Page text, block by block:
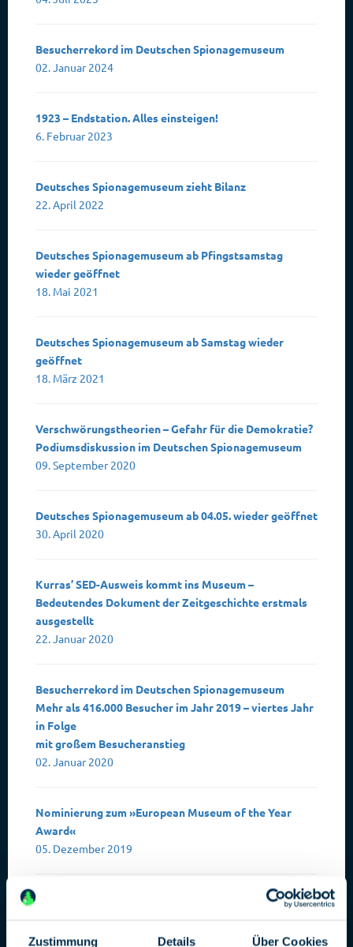
Zustimmung Details Über Cookies
Besucherrekord im Deutschen Spionagemuseum
02. Januar 2024
1923 – Endstation. Alles einsteigen!
6. Februar 2023
Deutsches Spionagemuseum zieht Bilanz
22. April 2022
Deutsches Spionagemuseum ab Pfingstsamstag
wieder geöffnet
18. Mai 2021
Deutsches Spionagemuseum ab Samstag wieder
geöffnet
18. März 2021
Verschwörungstheorien – Gefahr für die Demokratie?
Podiumsdiskussion im Deutschen Spionagemuseum
09. September 2020
Deutsches Spionagemuseum ab 04.05. wieder geöffnet
30. April 2020
Kurras’ SED-Ausweis kommt ins Museum –
Bedeutendes Dokument der Zeitgeschichte erstmals
ausgestellt
22. Januar 2020
Besucherrekord im Deutschen Spionagemuseum
Mehr als 416.000 Besucher im Jahr 2019 – viertes Jahr
in Folge
mit großem Besucheranstieg
02. Januar 2020
Nominierung zum »European Museum of the Year
Award«
05. Dezember 2019
Deutsches Spionagemuseum präsentiert neue
26. November 2019